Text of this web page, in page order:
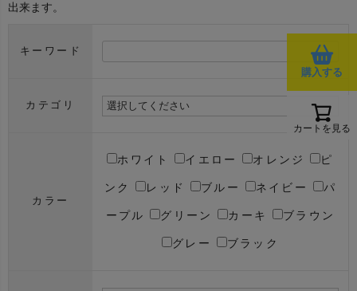
購入する
カートを見る
出来ます。
キーワード
カテゴリ
カラー
ホワイト イエロー オレンジ ピ
ンク レッド ブルー ネイビー パ
ープル グリーン カーキ ブラウン
グレー ブラック